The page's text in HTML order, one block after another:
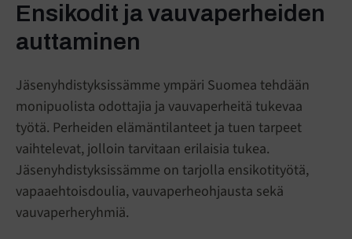
Ensikodit ja vauvaperheiden
auttaminen
Jäsenyhdistyksissämme ympäri Suomea tehdään
monipuolista odottajia ja vauvaperheitä tukevaa
työtä. Perheiden elämäntilanteet ja tuen tarpeet
vaihtelevat, jolloin tarvitaan erilaisia tukea.
Jäsenyhdistyksissämme on tarjolla ensikotityötä,
vapaaehtoisdoulia, vauvaperheohjausta sekä
vauvaperheryhmiä.